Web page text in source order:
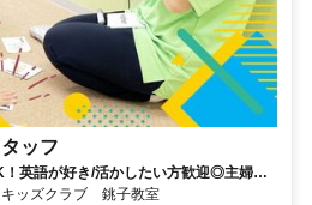
ッフ
！英語が好き/活かしたい方歓迎◎主婦
キッズクラブ 銚子教室